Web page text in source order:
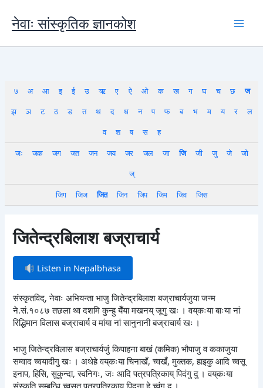
content
नेवाः सांस्कृतिक ज्ञानकोश
७ अ आ इ ई उ ऋ ए ऐ ओ क ख ग घ च छ
ज
झ
ञ ट ठ ड त थ द ध न प फ ब भ म य र
ल
व
श ष स
ह
जः
जक जग जत जन जय जर जल जा जि जी जु जे
जो
ज्
जिग
जिज जित जिन जिप जिम जिव जिस
जितेन्द्रबिलाश बज्राचार्य
Listen in Nepalbhasa
संस्कृतविद्, नेवाः अभियन्ता भाजु जितेन्द्रबिलाश बज्राचार्यजुया जन्म
ने.सं.१०८७ तछला थ्व दशमि कुन्हु येँया मखनय् जूगु खः । वय्‌कःया बाःया नां
रिद्धिमान विलास बज्राचार्य व मांया नां सानुनानी बज्राचार्य खः ।
भाजु जितेन्द्रविलास बज्राचार्यजुं किपाहना बाखं (कमिक) भौपाजु व ककाजुया
सम्वाद च्वयादीगु खः । अथेहे वय्‌कःया चिनाखँ, च्वखँ, मुक्तक, हाइकु आदि च्वसू
इनाप, हिसि, सुकुन्दा, स्वनिगः, जः आदि पत्रपत्रिकाय् पिदंगु दु । वय्‌कःया
संस्कृति सम्बन्धि च्वसूत पत्रपत्रिकाय् पिदना हे च्वंगु दु ।